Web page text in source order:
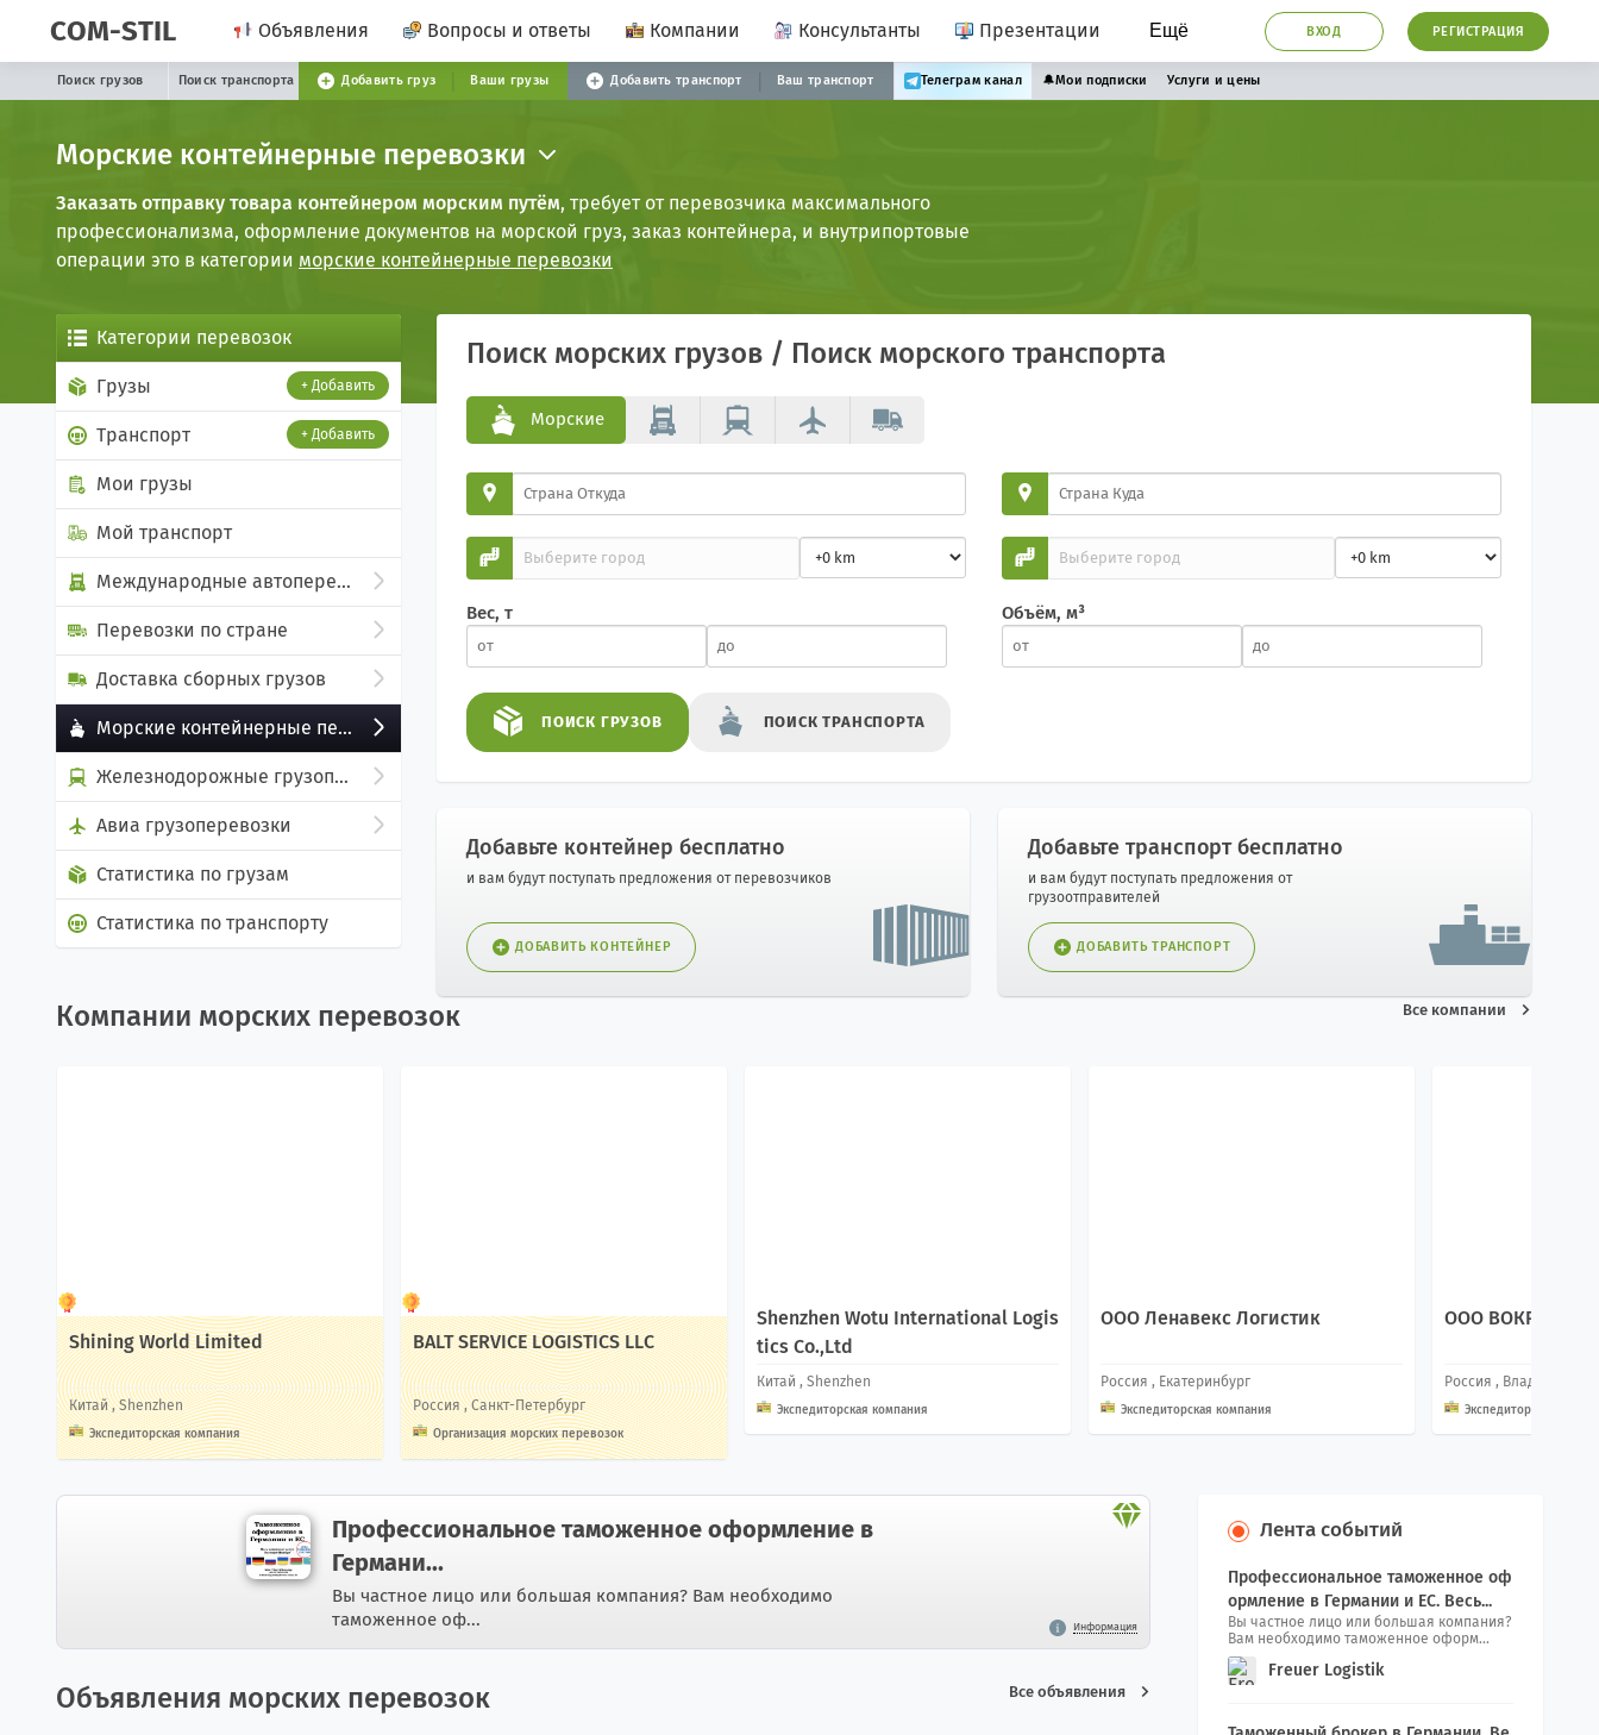
COM-STIL Объявления Вопросы и ответы Компании Консультанты Презентации Ещё ВХОД РЕГИСТРАЦИЯ
Поиск грузов Поиск транспорта Добавить груз Ваши грузы Добавить транспорт Ваш транспорт Телеграм канал 🔔Мои подписки Услуги и цены
Морские контейнерные перевозки
Заказать отправку товара контейнером морским путём, требует от перевозчика максимального
профессионализма, оформление документов на морской груз, заказ контейнера, и внутрипортовые
операции это в категории морские контейнерные перевозки
Категории перевозок
Грузы + Добавить
Транспорт + Добавить
Мои грузы
Мой транспорт
Международные автоперевозки
Перевозки по стране
Доставка сборных грузов
Морские контейнерные перевозки
Железнодорожные грузоперевозки
Авиа грузоперевозки
Статистика по грузам
Статистика по транспорту
Поиск морских грузов / Поиск морского транспорта
Морские
Вес, т Объём, м³
ПОИСК ГРУЗОВ ПОИСКТРАНСПОРТА
Добавьте контейнер бесплатно
и вам будут поступать предложения от перевозчиков
ДОБАВИТЬ КОНТЕЙНЕР
Добавьте транспорт бесплатно
и вам будут поступать предложения от
грузоотправителей
ДОБАВИТЬ ТРАНСПОРТ
Компании морских перевозок Все компании
Shining World Limited
Китай, Shenzhen
Экспедиторская компания
BALT SERVICE LOGISTICS LLC
Россия, Санкт-Петербург
Организация морских перевозок
Shenzhen Wotu International Logis
tics Co.,Ltd
Китай , Shenzhen
Экспедиторская компания
ООО Ленавекс Логистик
Россия , Екатеринбург
Экспедиторская компания
ООО ВОКРУГ
Россия , Владивосток
Экспедиторская
Профессиональное таможенное оформление в
Германи...
Вы частное лицо или большая компания? Вам необходимо
таможенное оф...
Информация
Объявления морских перевозок Все объявления
Лента событий
Профессиональное таможенное оф
ормление в Германии и ЕС. Весь...
Вы частное лицо или большая компания?
Вам необходимо таможенное оформ...
Freuer Logistik